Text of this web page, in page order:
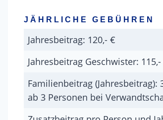
JÄHRLICHE GEBÜHREN
Jahresbeitrag: 120,- €
Jahresbeitrag Geschwister: 115,-
Familienbeitrag (Jahresbeitrag):
ab 3 Personen bei